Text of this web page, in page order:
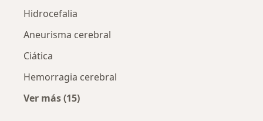
Hidrocefalia
Aneurisma cerebral
Ciática
Hemorragia cerebral
Ver más (15)